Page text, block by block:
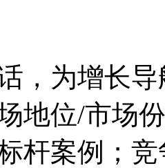
，为增长导
地位/市场
杆案例；